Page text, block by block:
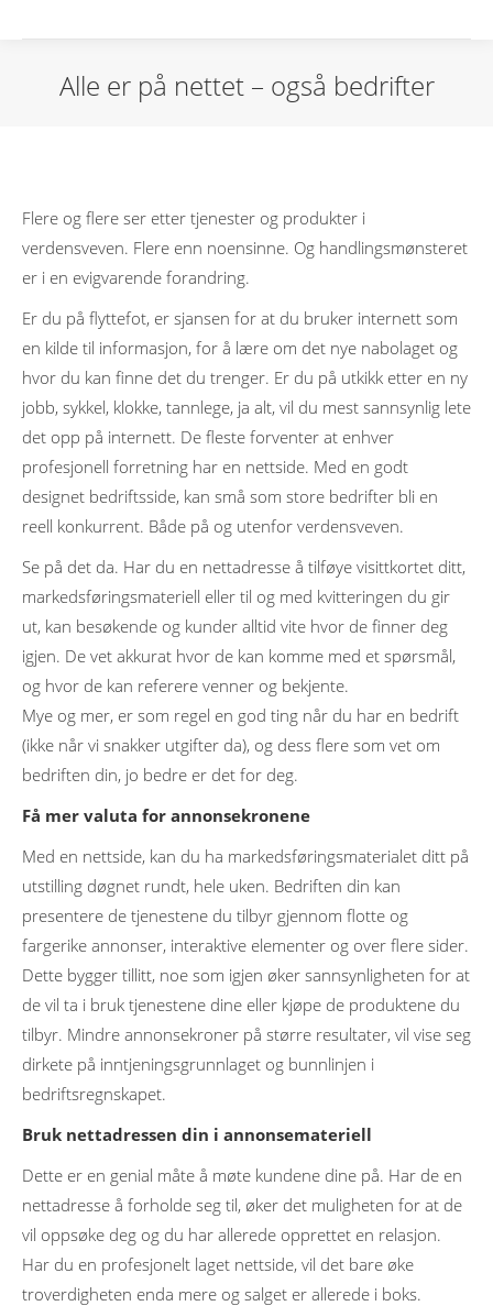
Alle er på nettet – også bedrifter
Flere og flere ser etter tjenester og produkter i
verdensveven. Flere enn noensinne. Og handlingsmønsteret
er i en evigvarende forandring.
Er du på flyttefot, er sjansen for at du bruker internett som
en kilde til informasjon, for å lære om det nye nabolaget og
hvor du kan finne det du trenger. Er du på utkikk etter en ny
jobb, sykkel, klokke, tannlege, ja alt, vil du mest sannsynlig lete
det opp på internett. De fleste forventer at enhver
profesjonell forretning har en nettside. Med en godt
designet bedriftsside, kan små som store bedrifter bli en
reell konkurrent. Både på og utenfor verdensveven.
Se på det da. Har du en nettadresse å tilføye visittkortet ditt,
markedsføringsmateriell eller til og med kvitteringen du gir
ut, kan besøkende og kunder alltid vite hvor de finner deg
igjen. De vet akkurat hvor de kan komme med et spørsmål,
og hvor de kan referere venner og bekjente.
Mye og mer, er som regel en god ting når du har en bedrift
(ikke når vi snakker utgifter da), og dess flere som vet om
bedriften din, jo bedre er det for deg.
Få mer valuta for annonsekronene
Med en nettside, kan du ha markedsføringsmaterialet ditt på
utstilling døgnet rundt, hele uken. Bedriften din kan
presentere de tjenestene du tilbyr gjennom flotte og
fargerike annonser, interaktive elementer og over flere sider.
Dette bygger tillitt, noe som igjen øker sannsynligheten for at
de vil ta i bruk tjenestene dine eller kjøpe de produktene du
tilbyr. Mindre annonsekroner på større resultater, vil vise seg
dirkete på inntjeningsgrunnlaget og bunnlinjen i
bedriftsregnskapet.
Bruk nettadressen din i annonsemateriell
Dette er en genial måte å møte kundene dine på. Har de en
nettadresse å forholde seg til, øker det muligheten for at de
vil oppsøke deg og du har allerede opprettet en relasjon.
Har du en profesjonelt laget nettside, vil det bare øke
troverdigheten enda mere og salget er allerede i boks.